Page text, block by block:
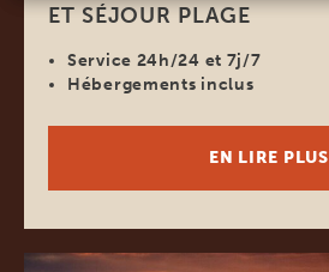
ET SÉJOUR PLAGE
Service 24h/24 et 7j/7
Hébergements inclus
EN LIRE PLUS